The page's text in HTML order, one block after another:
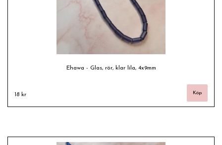
Ehawa - Glas, rör, klar lila, 4x9mm
18 kr